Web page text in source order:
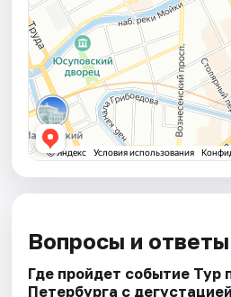
Вопросы и ответы
Где пройдет событие Тур
Петербурга с